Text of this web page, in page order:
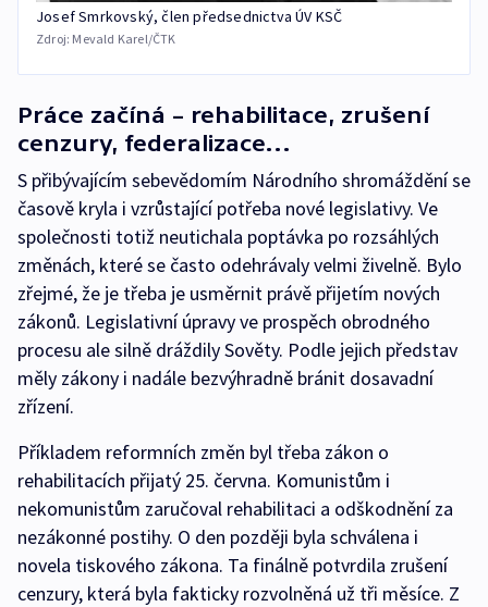
Josef Smrkovský, člen předsednictva ÚV KSČ
Zdroj: Mevald Karel/ČTK
Práce začíná – rehabilitace, zrušení
cenzury, federalizace…
S přibývajícím sebevědomím Národního shromáždění se
časově kryla i vzrůstající potřeba nové legislativy. Ve
společnosti totiž neutichala poptávka po rozsáhlých
změnách, které se často odehrávaly velmi živelně. Bylo
zřejmé, že je třeba je usměrnit právě přijetím nových
zákonů. Legislativní úpravy ve prospěch obrodného
procesu ale silně dráždily Sověty. Podle jejich představ
měly zákony i nadále bezvýhradně bránit dosavadní
zřízení.
Příkladem reformních změn byl třeba zákon o
rehabilitacích přijatý 25. června. Komunistům i
nekomunistům zaručoval rehabilitaci a odškodnění za
nezákonné postihy. O den později byla schválena i
novela tiskového zákona. Ta finálně potvrdila zrušení
cenzury, která byla fakticky rozvolněná už tři měsíce. Z